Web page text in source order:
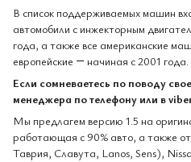
В список поддерживаемых машин
автомобили с инжекторным
года, а также все американские
европейские ― начиная с 2001
Если сомневаетесь по поводу
менеджера по телефону или в
Мы предлагем версию 1.5 на
работающая с 90% авто, а также
Таврия, Славута, Lanos, Sens),